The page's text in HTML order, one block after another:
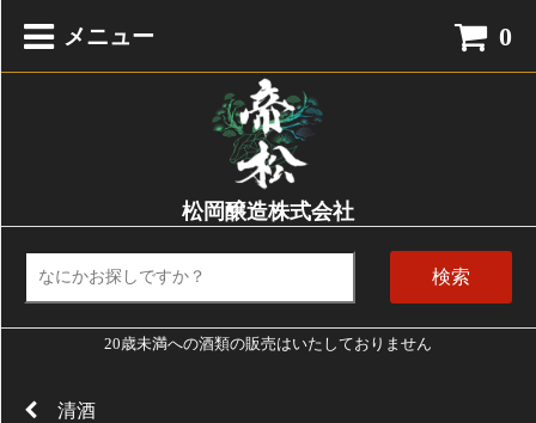
メニュー 0
松岡醸造株式会社
検索
20歳未満への酒類の販売はいたしておりません
清酒